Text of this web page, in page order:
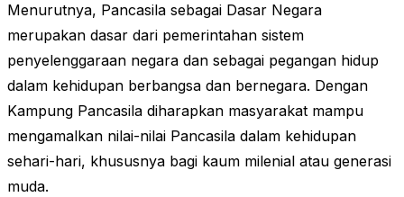
Menurutnya, Pancasila sebagai Dasar Negara
merupakan dasar dari pemerintahan sistem
penyelenggaraan negara dan sebagai pegangan hidup
dalam kehidupan berbangsa dan bernegara. Dengan
Kampung Pancasila diharapkan masyarakat mampu
mengamalkan nilai-nilai Pancasila dalam kehidupan
sehari-hari, khususnya bagi kaum milenial atau generasi
muda.